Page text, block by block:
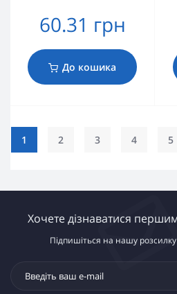
60.31 грн
До кошика
1 2 3 4 5
Хочете дізнаватися
Підпишіться на нашу